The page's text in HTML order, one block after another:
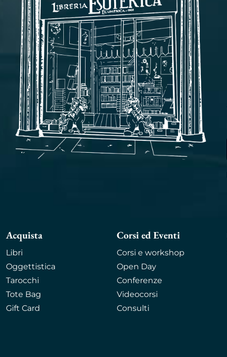
Acquista
Libri
Oggettistica
Tarocchi
Tote Bag
Gift Card
Corsi ed Eventi
Corsi e workshop
Open Day
Conferenze
Videocorsi
Consulti